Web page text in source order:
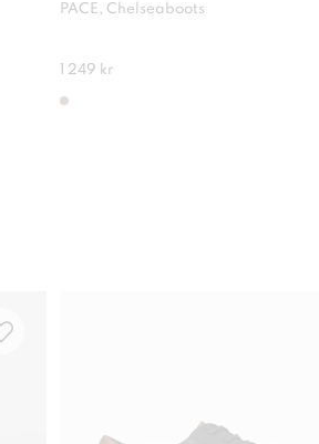
PACE, Chelseaboots
1 249 kr